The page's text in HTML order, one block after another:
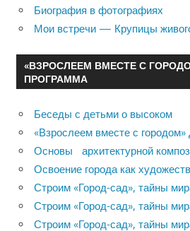
Биография в фотографиях
Мои встречи — Крупицы
«ВЗРОСЛЕЕМ ВМЕСТЕ С
ПРОГРАММА
Беседы с детьми о высоком
«Взрослеем вместе с
Основы архитектурной
Освоение города как
Строим «Город-сад», тайны
Строим «Город-сад», тайны
Строим «Город-сад», тайны